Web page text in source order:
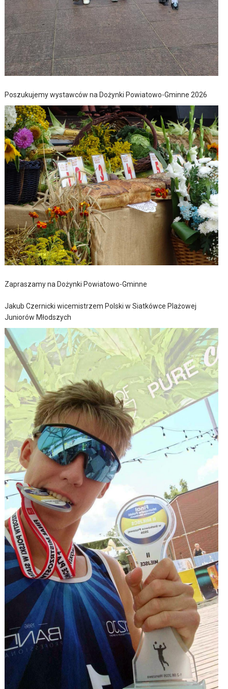
Poszukujemy wystawców na Dożynki Powiatowo-Gminne 2026
Zapraszamy na Dożynki Powiatowo-Gminne
Jakub Czernicki wicemistrzem Polski w Siatkówce Plażowej
Juniorów Młodszych